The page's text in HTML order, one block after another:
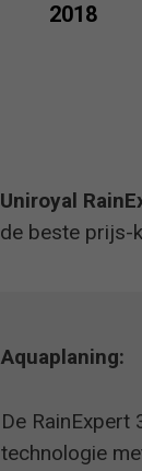
2018
Uniroyal
de beste prijs-
Aquaplaning:
De
technologie